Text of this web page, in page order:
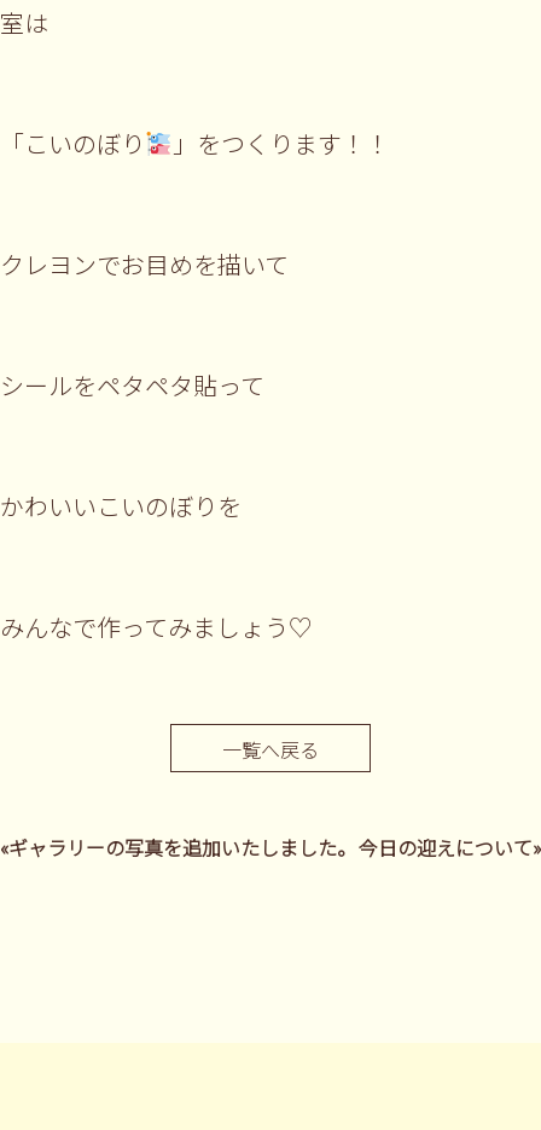
室は
「こいのぼり 」をつくります！！
クレヨンでお目めを描いて
シールをペタペタ貼って
かわいいこいのぼりを
みんなで作ってみましょう♡
一覧へ戻る
«ギャラリーの写真を追加いたしました。 今日の迎えについて»